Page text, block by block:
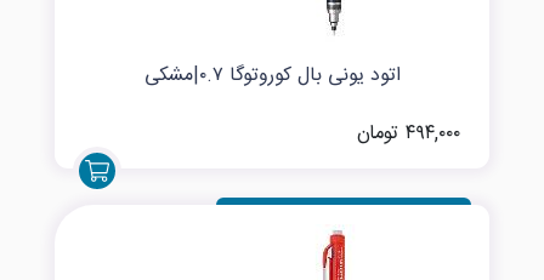
اتود یونی بال کوروتوگا ۰.۷|مشکی
۴۹۴,۰۰۰ تومان